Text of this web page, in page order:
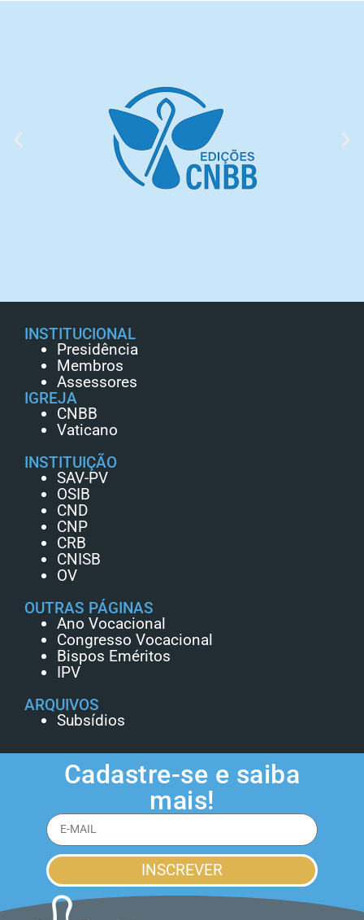
INSTITUCIONAL
Presidência
Membros
Assessores
IGREJA
CNBB
Vaticano
INSTITUIÇÃO
SAV-PV
OSIB
CND
CNP
CRB
CNISB
OV
OUTRAS PÁGINAS
Ano Vocacional
Congresso Vocacional
Bispos Eméritos
IPV
ARQUIVOS
Subsídios
Cadastre-se e saiba
mais!
INSCREVER